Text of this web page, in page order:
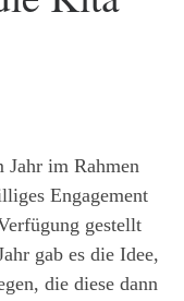
im Rahmen
Engagement
gestellt
gab es die Idee,
die diese dann